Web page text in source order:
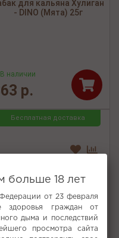
для кальяна Хулиган
- DINO (Мята) 25г
наличии
р.
Бесплатная доставка
больше 18 лет
от 23 февраля
граждан от
дыма и последствий
просмотра сайта